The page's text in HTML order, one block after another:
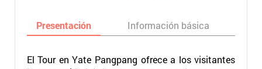
Presentación Información básica
El Tour en Yate Pangpang ofrece a los visitantes